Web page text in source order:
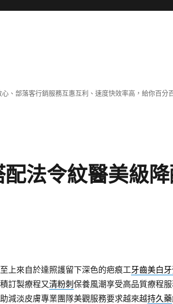
、部落客行銷服務互惠互利、速度快效率高，給你百
法令紋醫美級
上來自於達照護留下深色的疤痕工牙齒美白
訂製療程又清粉刺 保養風潮享受高品質療程
減淡皮膚專業團隊美觀服務要求越來越持久藥